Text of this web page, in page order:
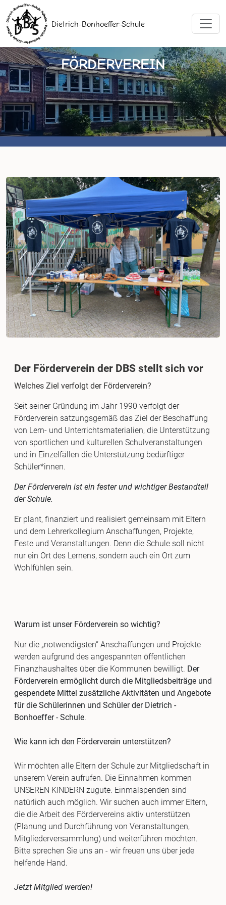
Dietrich-Bonhoeffer-Schule
FÖRDERVEREIN
Der Förderverein der DBS stellt sich vor
Welches Ziel verfolgt der Förderverein?
Seit seiner Gründung im Jahr 1990 verfolgt der
Förderverein satzungsgemäß das Ziel der Beschaffung
von Lern- und Unterrichtsmaterialien, die Unterstützung
von sportlichen und kulturellen Schulveranstaltungen
und in Einzelfällen die Unterstützung bedürftiger
Schüler*innen.
Der Förderverein ist ein fester und wichtiger Bestandteil
der Schule.
Er plant, finanziert und realisiert gemeinsam mit Eltern
und dem Lehrerkollegium Anschaffungen, Projekte,
Feste und Veranstaltungen. Denn die Schule soll nicht
nur ein Ort des Lernens, sondern auch ein Ort zum
Wohlfühlen sein.
Warum ist unser Förderverein so wichtig?
Nur die „notwendigsten“ Anschaffungen und Projekte
werden aufgrund des angespannten öffentlichen
Finanzhaushaltes über die Kommunen bewilligt. Der
Förderverein ermöglicht durch die Mitgliedsbeiträge und
gespendete Mittel zusätzliche Aktivitäten und Angebote
für die Schülerinnen und Schüler der Dietrich -
Bonhoeffer - Schule.
Wie kann ich den Förderverein unterstützen?
Wir möchten alle Eltern der Schule zur Mitgliedschaft in
unserem Verein aufrufen. Die Einnahmen kommen
UNSEREN KINDERN zugute. Einmalspenden sind
natürlich auch möglich. Wir suchen auch immer Eltern,
die die Arbeit des Fördervereins aktiv unterstützen
(Planung und Durchführung von Veranstaltungen,
Mitgliederversammlung) und weiterführen möchten.
Bitte sprechen Sie uns an - wir freuen uns über jede
helfende Hand.
Jetzt Mitglied werden!